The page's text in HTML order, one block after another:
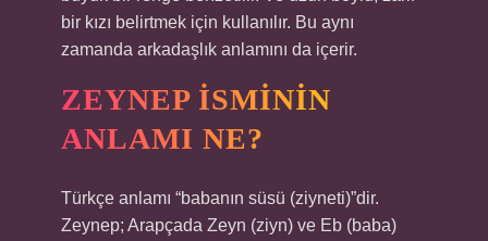
bir kızı belirtmek için kullanılır. Bu aynı
zamanda arkadaşlık anlamını da içerir.
ZEYNEP ISMININ
ANLAMI NE?
Türkçe anlamı “babanın süsü (ziyneti)”dir.
Zeynep; Arapçada Zeyn (ziyn) ve Eb (baba)